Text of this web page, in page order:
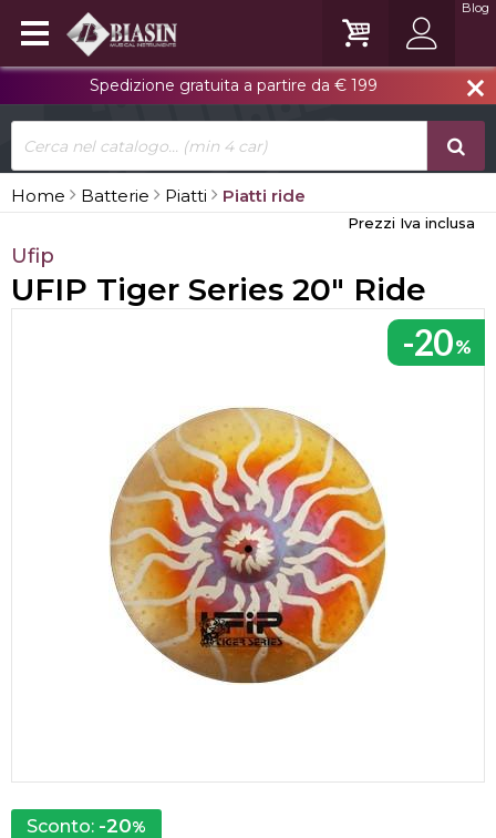
close
Spedizione gratuita a partire da € 199
Blog
Home Batterie Piatti Piatti ride
Prezzi Iva inclusa
Ufip
UFIP Tiger Series 20" Ride
-20%
Sconto: -20%